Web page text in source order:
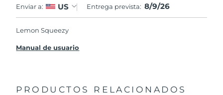
Enviar a: US Entrega prevista: 8/9/26
Lemon Squeezy
Manual de usuario
PRODUCTOS RELACIONADOS